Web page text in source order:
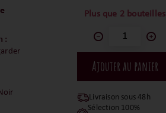
:
Plus que 2 bouteilles
Livraison sous 48h
Sélection 100%